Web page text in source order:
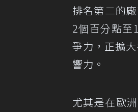
排名第二的
2個百分點至
爭力，正擴
響力。
尤其是在歐